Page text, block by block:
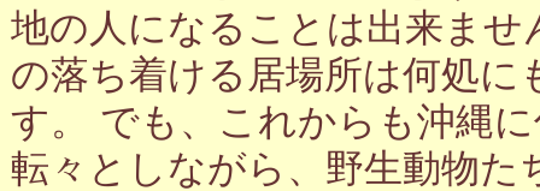
地の人になることは出来ま
の落ち着ける居場所は何処
す。 でも、これからも沖縄
転々としながら、野生動物